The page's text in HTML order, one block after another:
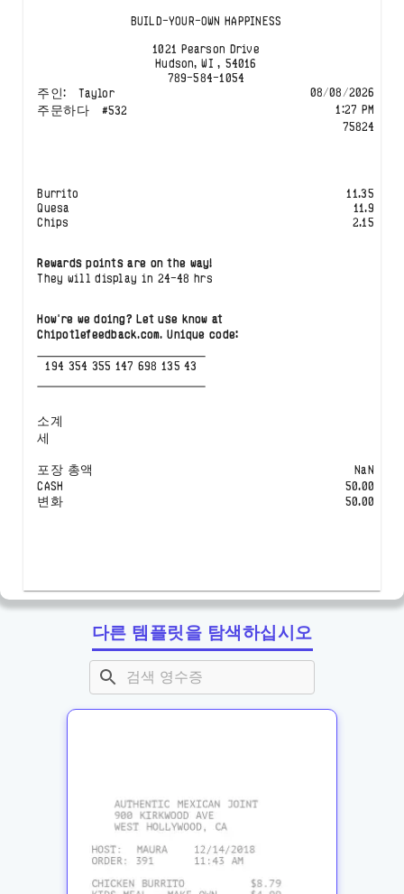
BUILD-YOUR-OWN HAPPINESS
1021 Pearson Drive
Hudson, WI , 54016
789-584-1054
주인:Taylor
08/08/2026
주문하다 #532 1:27 PM
75824
Burrito
11.35
Quesa
11.9
Chips
2.15
Rewards points are on the way!
They will display in 24-48 hrs
How're we doing? Let use know at
Chipotlefeedback.com. Unique code:
194 354 355 147 698 135 43
소계
세
포장 총액
NaN
CASH
50.00
변화 50.00
다른 템플릿을 탐색하십시오